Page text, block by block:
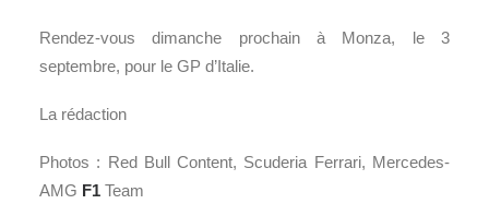
Rendez-vous dimanche prochain à Monza, le 3
septembre, pour le GP d’Italie.
La rédaction
Photos : Red Bull Content, Scuderia Ferrari, Mercedes-
AMG F1 Team